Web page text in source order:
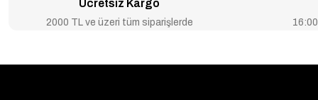
Ücretsiz Kargo
2000 TL ve üzeri tüm siparişlerde